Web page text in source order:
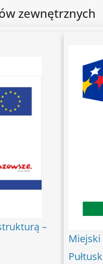
zewnętrznych
–
Pułtusk